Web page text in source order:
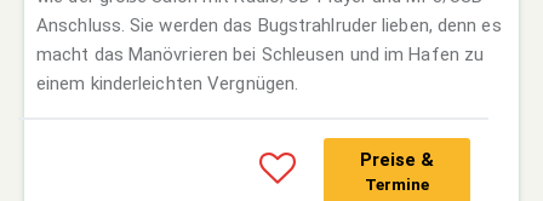
Anschluss. Sie werden das Bugstrahlruder lieben, denn es
macht das Manövrieren bei Schleusen und im Hafen zu
einem kinderleichten Vergnügen.
Preise &
Termine